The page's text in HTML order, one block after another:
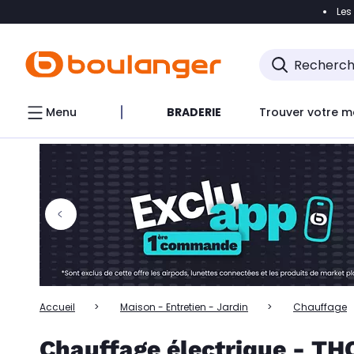
Accéder
Accéder directement au chatbot
Menu BRADERIE Trouver votre
Accueil Maison - Entretien - Jardin Chauffage